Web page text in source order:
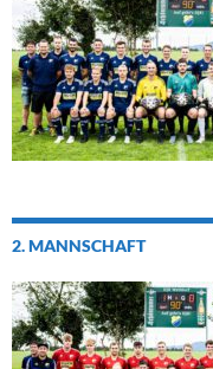
2. MANNSCHAFT